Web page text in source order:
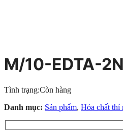
M/10-EDTA-
Tình trạng:Còn hàng
Danh mục: Sản phẩm, Hóa chất thí